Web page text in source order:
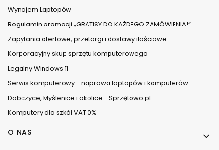
Wynajem Laptopów
Regulamin promocji „GRATISY DO KAŻDEGO ZAMÓWIENIA!”
Zapytania ofertowe, przetargi i dostawy ilościowe
Korporacyjny skup sprzętu komputerowego
Legalny Windows 11
Serwis komputerowy - naprawa laptopów i komputerów
Dobczyce, Myślenice i okolice - Sprzętowo.pl
Komputery dla szkół VAT 0%
O NAS